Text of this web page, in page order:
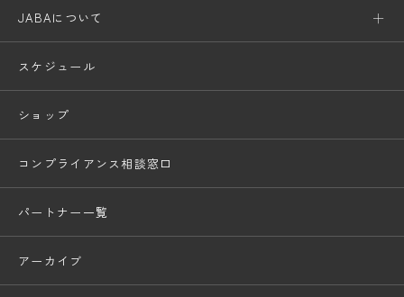
JABAについて
スケジュール
ショップ
コンプライアンス相談窓口
パートナー一覧
アーカイブ